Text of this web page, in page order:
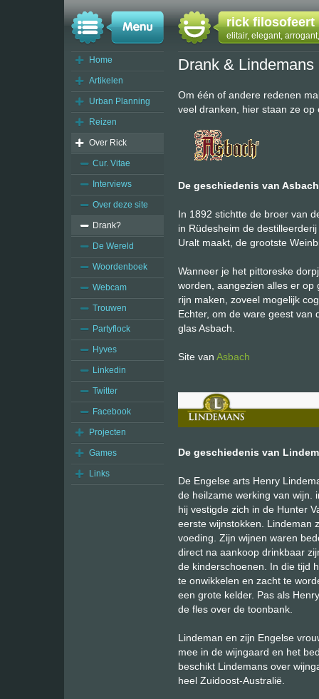
rick filosofeert
elitair, elegant,
Home
Artikelen
Urban Planning
Reizen
Over Rick
Cur. Vitae
Interviews
Over deze site
Drank?
De Wereld
Woordenboek
Webcam
Trouwen
Partyflock
Hyves
Linkedin
Twitter
Facebook
Projecten
Games
Links
Drank & Lindemans
Om één of andere redenen
veel dranken, hier staan ze op
De geschiedenis van
In 1892 stichtte de broer van
in Rüdesheim de
Uralt maakt, de grootste
Wanneer je het pittoreske
worden, aangezien alles er op
rijn maken, zoveel mogelijk
Echter, om de ware geest van
glas Asbach.
Site van Asbach
De geschiedenis van
De Engelse arts Henry
de heilzame werking van wijn.
hij vestigde zich in de Hunter
eerste wijnstokken. Lindeman
voeding. Zijn wijnen waren
direct na aankoop drinkbaar
de kinderschoenen. In die tijd
te onwikkelen en zacht te
een grote kelder. Pas als
de fles over de toonbank.
Lindeman en zijn Engelse
mee in de wijngaard en het
beschikt Lindemans over
heel Zuidoost-Australië.